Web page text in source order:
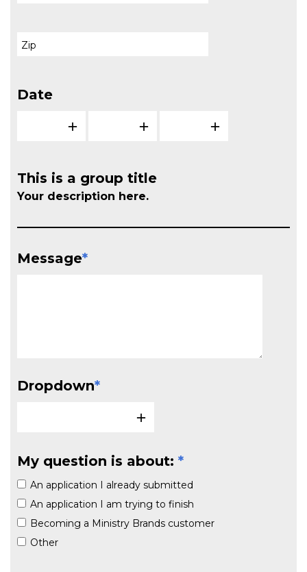
Date
This is a group title
Your description here.
Message*
Dropdown*
My question is about: *
An application I already submitted
An application I am trying to finish
Becoming a Ministry Brands customer
Other